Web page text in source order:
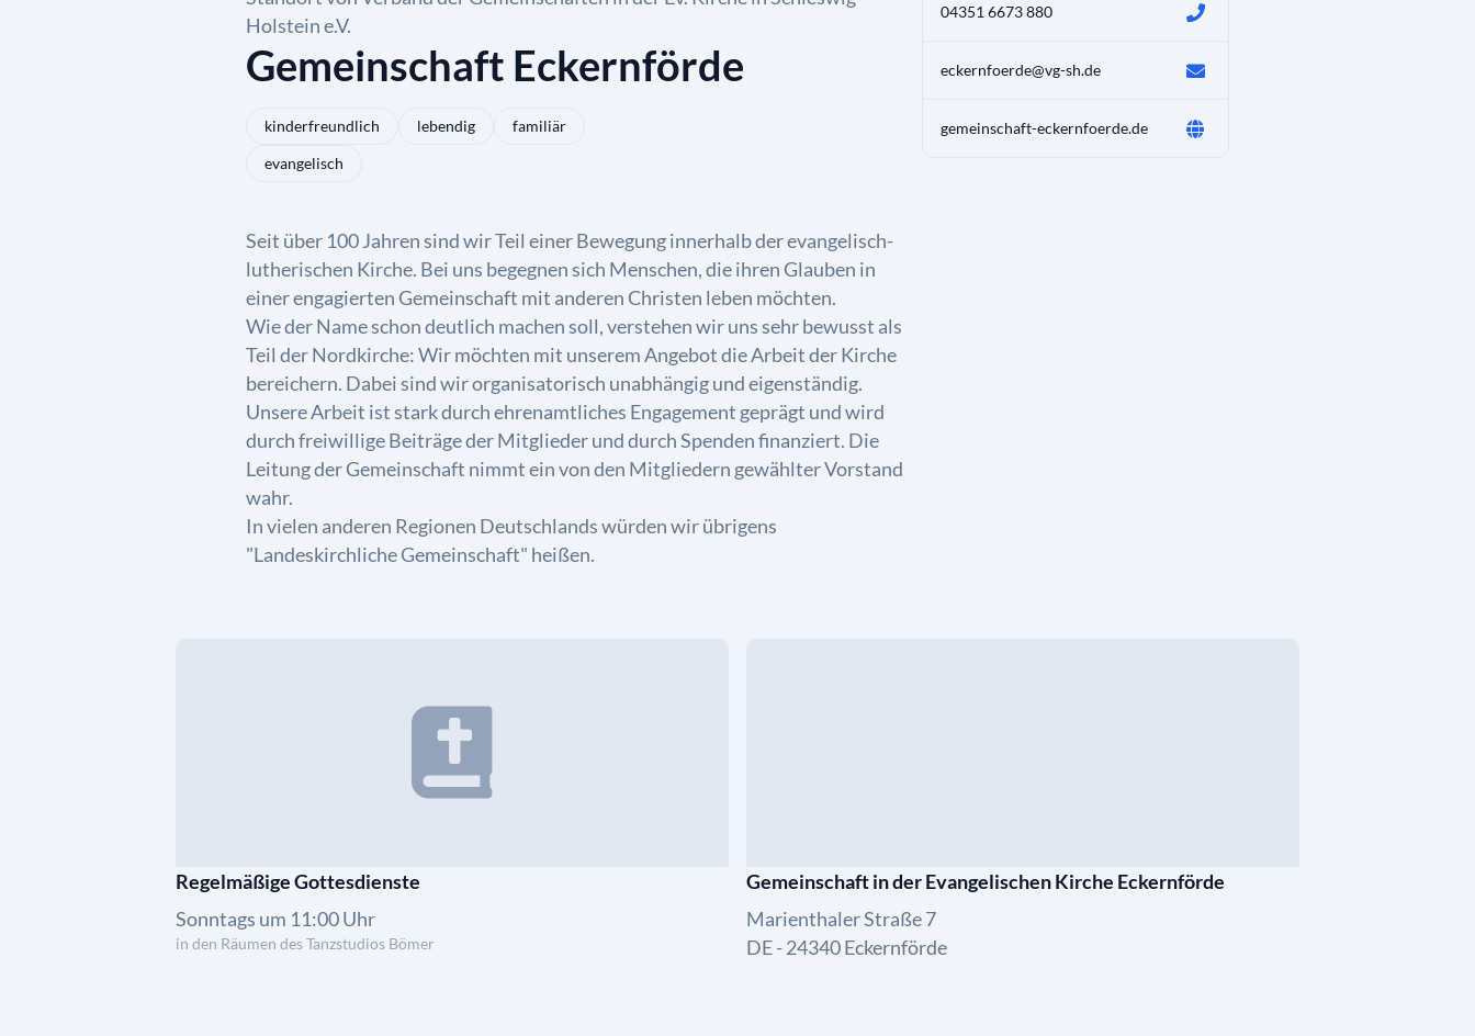
Holstein e.V.
Gemeinschaft Eckernförde
kinderfreundlich lebendig
familiär
evangelisch
Seit über 100 Jahren sind wir Teil einer Bewegung innerhalb der evangelisch-
lutherischen Kirche. Bei uns begegnen sich Menschen, die ihren Glauben in
einer engagierten Gemeinschaft mit anderen Christen leben möchten.
Wie der Name schon deutlich machen soll, verstehen wir uns sehr bewusst als
Teil der Nordkirche: Wir möchten mit unserem Angebot die Arbeit der Kirche
bereichern. Dabei sind wir organisatorisch unabhängig und eigenständig.
Unsere Arbeit ist stark durch ehrenamtliches Engagement geprägt und wird
durch freiwillige Beiträge der Mitglieder und durch Spenden finanziert. Die
Leitung der Gemeinschaft nimmt ein von den Mitgliedern gewählter Vorstand
wahr.
In vielen anderen Regionen Deutschlands würden wir übrigens
"Landeskirchliche Gemeinschaft" heißen.
04351 6673 880
eckernfoerde@vg-sh.de
gemeinschaft-eckernfoerde.de
Regelmäßige Gottesdienste
Sonntags um 11:00 Uhr
in den Räumen des Tanzstudios Bömer
Gemeinschaft in der Evangelischen Kirche Eckernförde
Marienthaler Straße 7
DE - 24340 Eckernförde